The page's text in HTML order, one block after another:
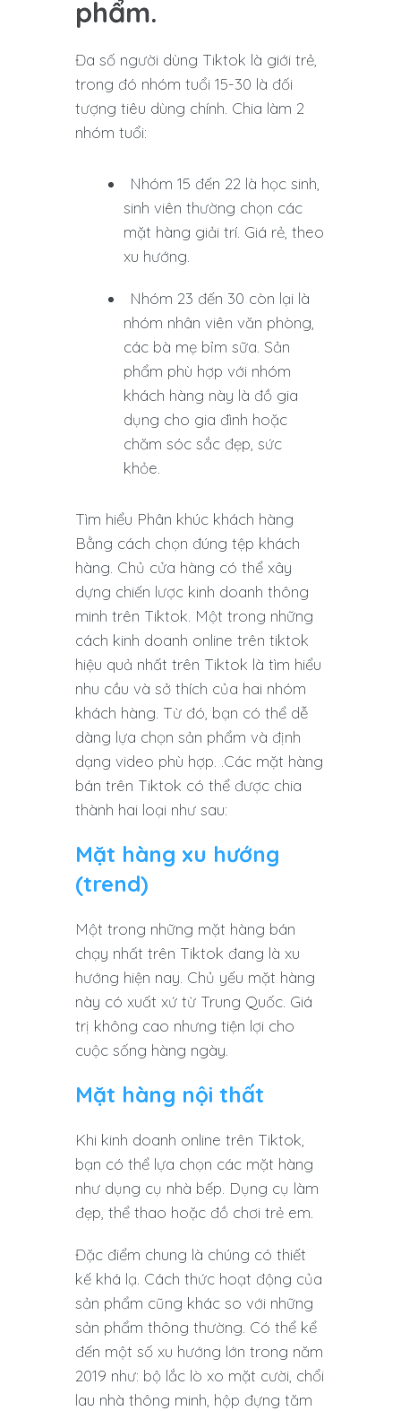
phẩm.
Đa số người dùng Tiktok là giới trẻ,
trong đó nhóm tuổi 15-30 là đối
tượng tiêu dùng chính. Chia làm 2
nhóm tuổi:
Nhóm 15 đến 22 là học sinh,
sinh viên thường chọn các
mặt hàng giải trí. Giá rẻ, theo
xu hướng.
Nhóm 23 đến 30 còn lại là
nhóm nhân viên văn phòng,
các bà mẹ bỉm sữa. Sản
phẩm phù hợp với nhóm
khách hàng này là đồ gia
dụng cho gia đình hoặc
chăm sóc sắc đẹp, sức
khỏe.
Tìm hiểu Phân khúc khách hàng
Bằng cách chọn đúng tệp khách
hàng. Chủ cửa hàng có thể xây
dựng chiến lược kinh doanh thông
minh trên Tiktok. Một trong những
cách kinh doanh online trên tiktok
hiệu quả nhất trên Tiktok là tìm hiểu
nhu cầu và sở thích của hai nhóm
khách hàng. Từ đó, bạn có thể dễ
dàng lựa chọn sản phẩm và định
dạng video phù hợp. .Các mặt hàng
bán trên Tiktok có thể được chia
thành hai loại như sau:
Mặt hàng xu hướng
(trend)
Một trong những mặt hàng bán
chạy nhất trên Tiktok đang là xu
hướng hiện nay. Chủ yếu mặt hàng
này có xuất xứ từ Trung Quốc. Giá
trị không cao nhưng tiện lợi cho
cuộc sống hàng ngày.
Mặt hàng nội thất
Khi kinh doanh online trên Tiktok,
bạn có thể lựa chọn các mặt hàng
như dụng cụ nhà bếp. Dụng cụ làm
đẹp, thể thao hoặc đồ chơi trẻ em.
Đặc điểm chung là chúng có thiết
kế khá lạ. Cách thức hoạt động của
sản phẩm cũng khác so với những
sản phẩm thông thường. Có thể kể
đến một số xu hướng lớn trong năm
2019 như: bộ lắc lò xo mặt cười, chổi
lau nhà thông minh, hộp đựng tăm